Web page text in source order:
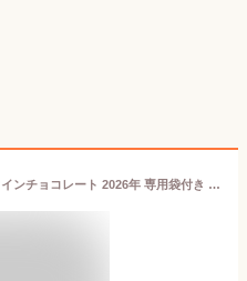
Morozoff ミッフィー バレンタインチョコレート 2026年 専用袋付き (スイートホーム)